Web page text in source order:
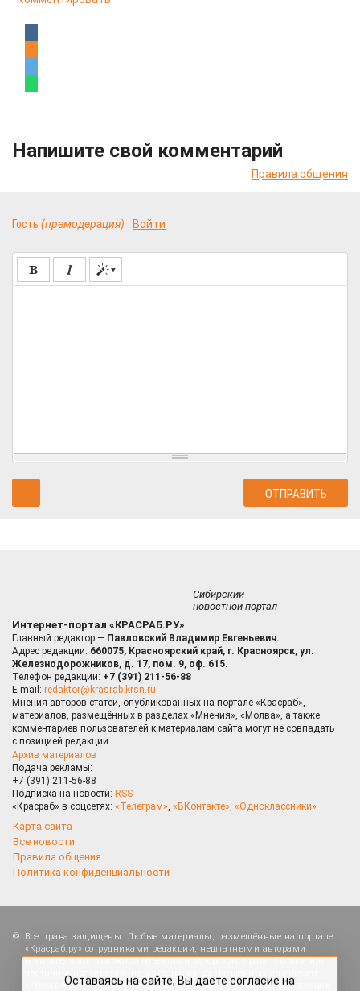
Напишите свой комментарий
Правила общения
Гость (премодерация) Войти
Сибирский
новостной портал
Интернет-портал «КРАСРАБ.РУ»
Главный редактор — Павловский Владимир Евгеньевич.
Адрес редакции: 660075, Красноярский край, г. Красноярск, ул.
Железнодорожников, д. 17, пом. 9, оф. 615.
Телефон редакции: +7 (391) 211-56-88
E-mail: redaktor@krasrab.krsn.ru
Мнения авторов статей, опубликованных на портале «Красраб»,
материалов, размещённых в разделах «Мнения», «Молва», а также
комментариев пользователей к материалам сайта могут не совпадать
с позицией редакции.
Архив материалов
Подача рекламы:
+7 (391) 211-56-88
Подписка на новости: RSS
«Красраб» в соцсетях: «Телеграм», «ВКонтакте», «Одноклассники»
Карта сайта
Все новости
Правила общения
Политика конфиденциальности
Все права защищены. Любые материалы, размещённые на портале
«Красраб.ру» сотрудниками редакции, нештатными авторами
частичное использование материалов, размещённых на портале
«Красраб.ру», допускается только с письменного согласия редакции
использование cookies, которые применяются для
повышения качества рекомендаций согласно
настройки Вашего браузера.